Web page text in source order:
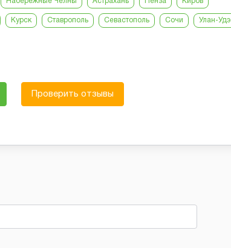
Курск Ставрополь Севастополь Сочи Улан-Удэ
Проверить отзывы